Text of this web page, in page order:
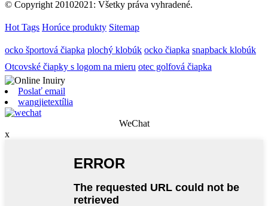
© Copyright 20102021: Všetky práva vyhradené.
Hot Tags Horúce produkty Sitemap
ocko športová čiapka plochý klobúk ocko čiapka snapback klobúk
Otcovské čiapky s logom na mieru otec golfová čiapka
Poslať email
wangjietextília
WeChat
x